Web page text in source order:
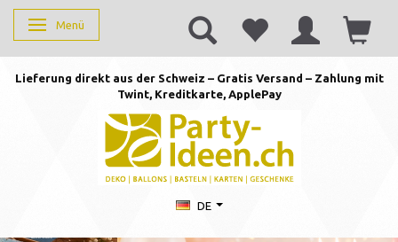
Anzeige ändern
Menü
Lieferung direkt aus der Schweiz – Gratis Versand – Zahlung mit
Twint, Kreditkarte, ApplePay
DE